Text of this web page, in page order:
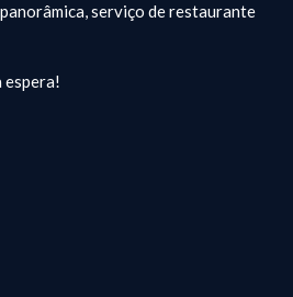
serviço de restaurante
espera!